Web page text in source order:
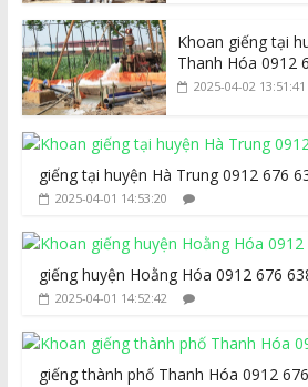
Khoan giếng tại
Thanh Hóa 0912
2025-04-02 13:51:41
giếng tại huyện Hà Trung 0912 676
2025-04-01 14:53:20
giếng huyện Hoằng Hóa 0912 676
2025-04-01 14:52:42
giếng thành phố Thanh Hóa 0912